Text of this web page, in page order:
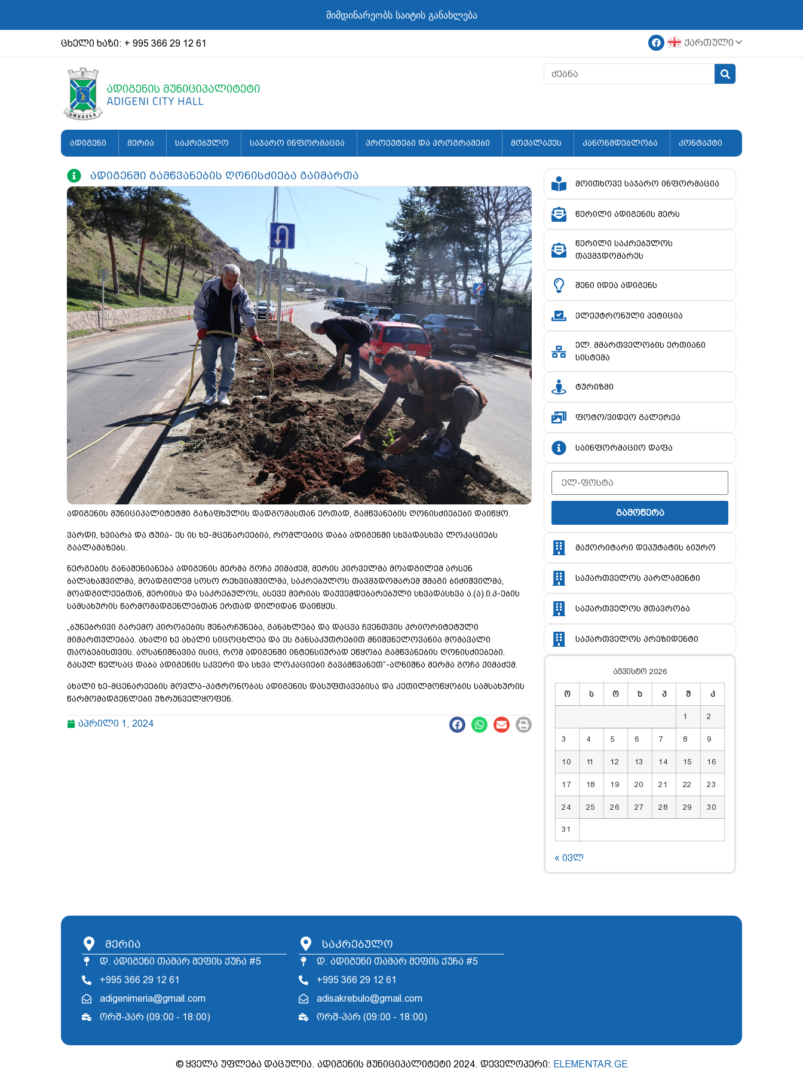
მიმდინარეობს საიტის განახლება
ცხელი ხაზი: + 995 366 29 12 61 ქართული
ადიგენი მერია საკრებულო საჯარო ინფორმაცია პროექტები და პროგრამები მოქალაქეს კანონმდებლობა კონტაქტი
ადიგენში გამწვანების ღონისძიება გაიმართა
ადიგენის მუნიციპალიტეტში გაზაფხულის დადგომასთან ერთად, გამწვანების ღონისძიებები დაიწყო.
ვარდი, ხვიარა და ტუია- ეს ის ხე-მცენარეებია, რომლებიც დაბა ადიგენში სხვადასხვა ლოკაციებს
გაალამაზებს.
ნერგების განაშენიანება ადიგენის მერმა გოჩა ქიმაძემ, მერის პირველმა მოადგილემ არსენ
ბალახაშვილმა, მოადგილემ სოსო რეხვიაშვილმა, საკრებულოს თავმჯდომარემ შმაგი ბიძიშვილმა,
მოადგილეებთან, მერიისა და საკრებულოს, ასევე მერიას დაქვემდებარებული სხვადასხვა ა.(ა).ი.პ-ების
სამსახურის წარმომადგენლებთან ერთად დილიდან დაიწყეს.
„ბუნებრივი გარემო პირობების შენარჩუნება, განახლება და დაცვა ჩვენთვის პრიორიტეტული
მიმართულებაა. ახალი ხე ახალი სიცოცხლეა და ეს განსაკუთრებით მნიშვნელოვანია მომავალი
თაობებისთვის. აღსანიშნავია ისიც, რომ ადიგენში ინტენსიურად ეწყობა გამწვანების ღონისძიებები.
გასულ წელსაც დაბა ადიგენის სკვერი და სხვა ლოკაციები გავამწვანეთ“-აღნიშნა მერმა გოჩა ქიმაძემ.
ახალი ხე-მცენარეების მოვლა-პატრონობას ადიგენის დასუფთავებისა და კეთილმოწყობის სამსახურის
წარმომადგენლები უზრუნველყოფენ.
აპრილი 1, 2024
მოითხოვე საჯარო ინფორმაცია
წერილი ადიგენის მერს
წერილი საკრებულოს
თავმჯდომარეს
შენი იდეა ადიგენს
ელექტრონული პეტიცია
ელ. მმართველობის ერთიანი
სისტემა
ტურიზმი
ფოტო/ვიდეო გალერეა
საინფორმაციო დაფა
გამოწერა
მაჟორიტარი დეპუტატის ბიურო
საქართველოს პარლამენტი
საქართველოს მთავრობა
საქართველოს პრეზიდენტი
აგვისტო 2026
ო ს ო ხ პ შ კ
1 2
3 4 5 6 7 8 9
10 11 12 13 14 15 16
17 18 19 20 21 22 23
24 25 26 27 28 29 30
31
« ივლ
მერია
დ. ადიგენი თამარ მეფის ქუჩა #5
+995 366 29 12 61
adigenimeria@gmail.com
ორშ-პარ (09:00 - 18:00)
საკრებულო
დ. ადიგენი თამარ მეფის ქუჩა #5
+995 366 29 12 61
adisakrebulo@gmail.com
ორშ-პარ (09:00 - 18:00)
© ყველა უფლება დაცულია. ადიგენის მუნიციპალიტეტი 2024. დეველოპერი: ELEMENTAR.GE